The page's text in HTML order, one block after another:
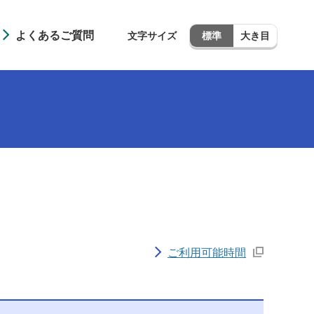
よくあるご質問 文字サイズ 標準 大き目
ご利用可能時間